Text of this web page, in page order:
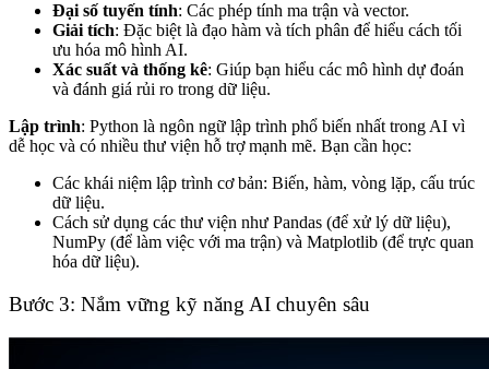
Đại số tuyến tính: Các phép tính ma trận và vector.
Giải tích: Đặc biệt là đạo hàm và tích phân để hiểu cách tối
ưu hóa mô hình AI.
Xác suất và thống kê: Giúp bạn hiểu các mô hình dự đoán
và đánh giá rủi ro trong dữ liệu.
Lập trình: Python là ngôn ngữ lập trình phổ biến nhất trong AI vì
dễ học và có nhiều thư viện hỗ trợ mạnh mẽ. Bạn cần học:
Các khái niệm lập trình cơ bản: Biến, hàm, vòng lặp, cấu trúc
dữ liệu.
Cách sử dụng các thư viện như Pandas (để xử lý dữ liệu),
NumPy (để làm việc với ma trận) và Matplotlib (để trực quan
hóa dữ liệu).
Bước 3: Nắm vững kỹ năng AI chuyên sâu